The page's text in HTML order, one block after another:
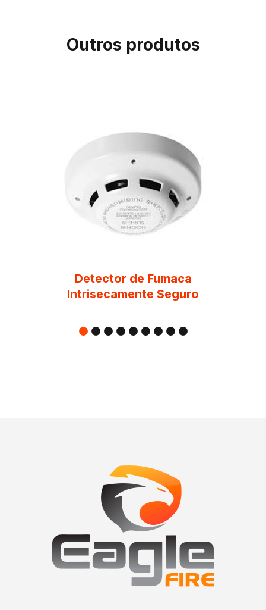
Outros produtos
Detector de Fumaca
Intrisecamente Seguro